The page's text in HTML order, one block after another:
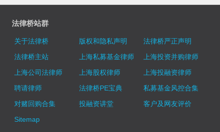
法律桥站群
关于法律桥 版权和隐私声明
法律桥严正声明
法律桥主站
上海私募基金律师
上海投资并购律师
上海公司法律师
上海股权律师
上海投融资律师
聘请律师
法律桥PE宝典
私募基金风控合集
对赌回购合集
投融资讲堂
客户及网友评价
Sitemap